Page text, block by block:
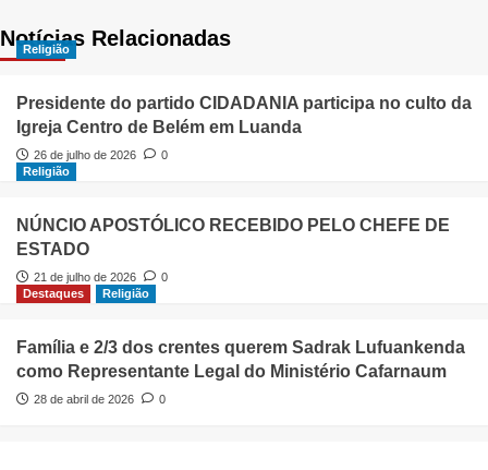
Notícias Relacionadas
Religião
Presidente do partido CIDADANIA participa no culto da
Igreja Centro de Belém em Luanda
26 de julho de 2026
0
Religião
NÚNCIO APOSTÓLICO RECEBIDO PELO CHEFE DE
ESTADO
21 de julho de 2026
0
Destaques
Religião
Família e 2/3 dos crentes querem Sadrak Lufuankenda
como Representante Legal do Ministério Cafarnaum
28 de abril de 2026 0